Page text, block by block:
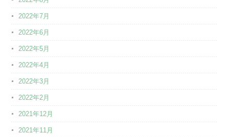
2022年7月
2022年6月
2022年5月
2022年4月
2022年3月
2022年2月
2021年12月
2021年11月